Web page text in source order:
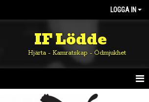
LOGGA IN
IF Lödde
Hjärta - Kamratskap - Ödmjukhet